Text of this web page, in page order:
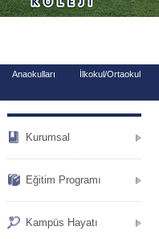
Anaokulları İlkokul/Ortaokul
Kurumsal
Eğitim Programı
Kampüs Hayatı